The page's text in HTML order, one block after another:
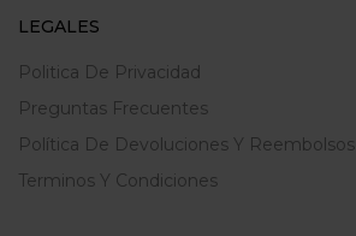
LEGALES
Politica De Privacidad
Preguntas Frecuentes
Política De Devoluciones Y Reembolsos
Terminos Y Condiciones